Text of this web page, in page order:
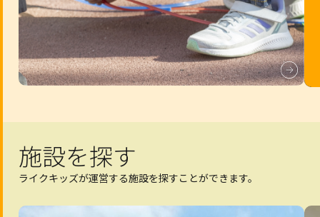
施設を探す
ライクキッズが運営する施設を探すことができます。